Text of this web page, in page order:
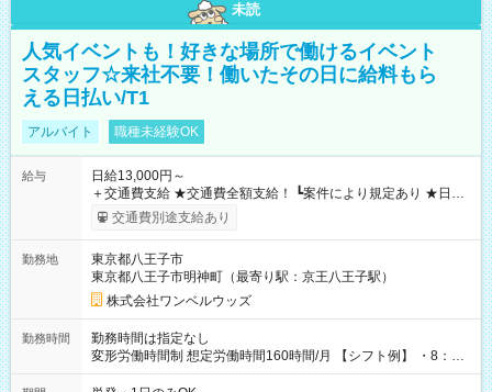
未読
人気イベントも！好きな場所で働けるイベント
スタッフ☆来社不要！働いたその日に給料もら
える日払い/T1
アルバイト 職種未経験OK
給与
日給13,000円～
＋交通費支給 ★交通費全額支給！ ┗案件により規定あり ★日払
いOK！（規定あり） ┗働いたその日に現金GET♪ お仕事後はコ
ンビニATMから 日払い分を引き落とせます！ 【試用期間】試
交通費別途支給あり
勤務地
東京都八王子市
東京都八王子市明神町（最寄り駅：京王八王子駅）
株式会社ワンベルウッズ
勤務時間
勤務時間は指定なし
変形労働時間制 想定労働時間160時間/月 【シフト例】 ・8：00
～21：00